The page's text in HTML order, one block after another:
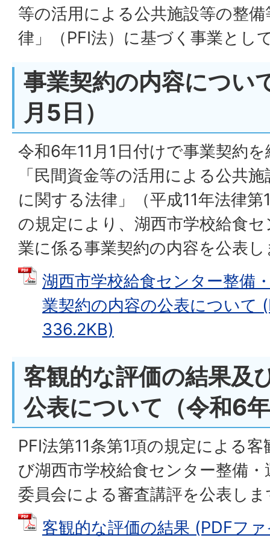
等の活用による公共施設等の整
律」（PFI法）に基づく事業とし
事業契約の内容につい
月5日）
令和6年11月1日付けで事業契約
「民間資金等の活用による公共
に関する法律」（平成11年法律
の規定により、湖西市学校給食
業に係る事業契約の内容を公表
湖西市学校給食センター整備
業契約の内容の公表について
336.2KB)
客観的な評価の結果及
公表について（令和6
PFI法第11条第1項の規定による
び湖西市学校給食センター整備
委員会による審査講評を公表し
客観的な評価の結果 (PDFフ